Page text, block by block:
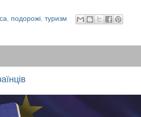
, подорожі, туризм